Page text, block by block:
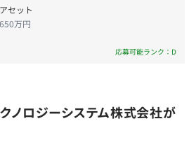
セット
万円
応募可能ランク：D
ノロジーシステム株式会社が